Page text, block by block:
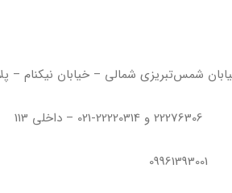
شمس‌تبریزی شمالی – خیابان نیکنام –
113